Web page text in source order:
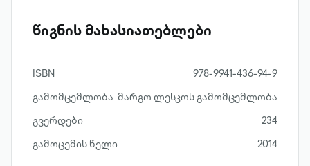
წიგნის მახასიათებლები
ISBN
978-9941-436-94-9
გამომცემლობა მარგო ლესკოს გამომცემლობა
გვერდები
234
გამოცემის წელი
2014